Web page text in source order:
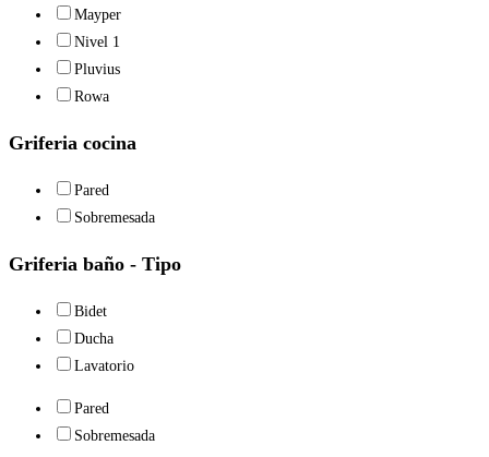
Mayper
Nivel 1
Pluvius
Rowa
Griferia cocina
Pared
Sobremesada
Griferia baño - Tipo
Bidet
Ducha
Lavatorio
Pared
Sobremesada